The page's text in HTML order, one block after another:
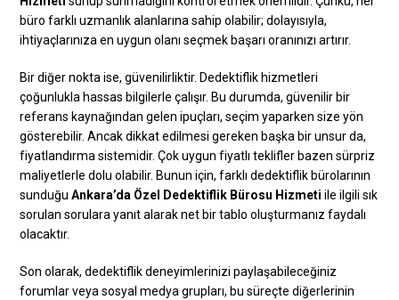
büro farklı uzmanlık alanlarına sahip olabilir; dolayısıyla,
ihtiyaçlarınıza en uygun olanı seçmek başarı oranınızı artırır.
Bir diğer nokta ise, güvenilirliktir. Dedektiflik hizmetleri
çoğunlukla hassas bilgilerle çalışır. Bu durumda, güvenilir bir
referans kaynağından gelen ipuçları, seçim yaparken size yön
gösterebilir. Ancak dikkat edilmesi gereken başka bir unsur da,
fiyatlandırma sistemidir. Çok uygun fiyatlı teklifler bazen sürpriz
maliyetlerle dolu olabilir. Bunun için, farklı dedektiflik bürolarının
sunduğuAnkara’da Özel Dedektiflik Bürosu Hizmeti ile ilgili sık
sorulan sorulara yanıt alarak net bir tablo oluşturmanız faydalı
olacaktır.
Son olarak, dedektiflik deneyimlerinizi paylaşabileceğiniz
forumlar veya sosyal medya grupları, bu süreçte diğerlerinin